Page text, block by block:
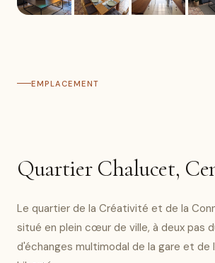
EMPLACEMENT
Quartier Chalucet,
Le quartier de la Créativité et de la
situé en plein cœur de ville, à deux pas
d'échanges multimodal de la gare et de